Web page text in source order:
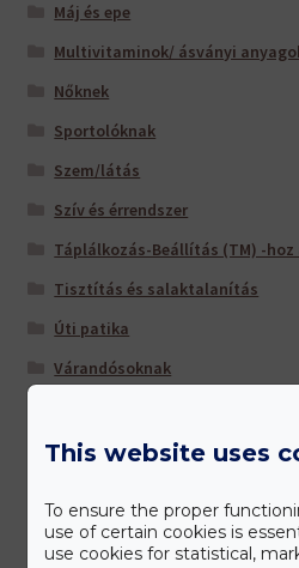
Máj és epe
Multivitaminok/ ásványi
Nőknek
Sportolóknak
Szem/látás
Szív és érrendszer
Táplálkozás-Beállítás (TM) -
Tisztítás és salaktalanítás
Úti patika
Várandósoknak
Gyártóink
This website uses
To ensure the proper
use of certain cookies is
use cookies for statistical,